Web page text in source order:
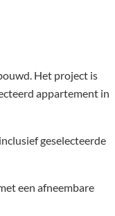
Het project is
appartement in
geselecteerde
een afneembare